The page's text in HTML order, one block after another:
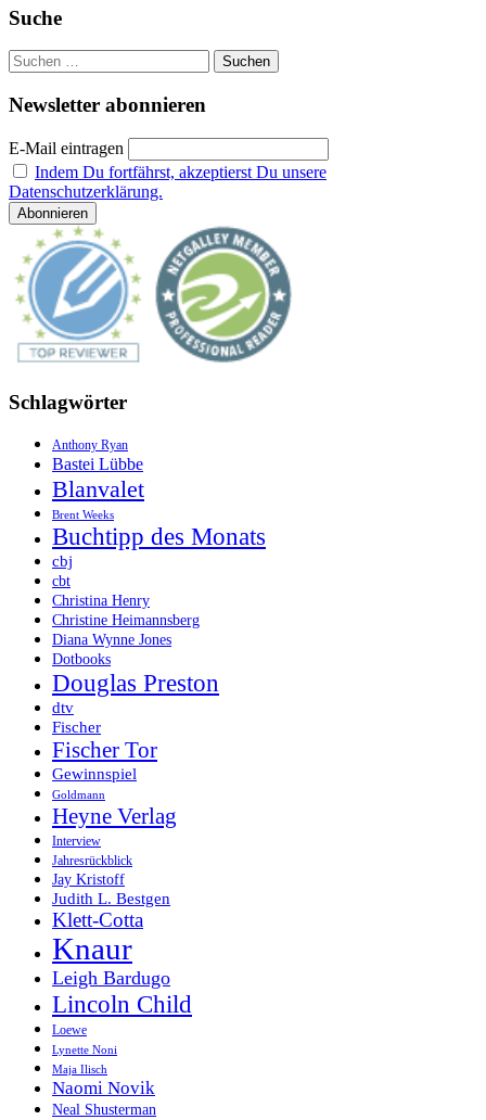
Schneider,
Band)
Suche
Suchen
nach:
Newsletter abonnieren
E-Mail eintragen
Indem Du fortfährst, akzeptierst Du unsere
Datenschutzerklärung.
Schlagwörter
Anthony Ryan
Bastei Lübbe
Blanvalet
Brent Weeks
Buchtipp des Monats
cbj
cbt
Christina Henry
Christine Heimannsberg
Diana Wynne Jones
Dotbooks
Douglas Preston
dtv
Fischer
Fischer Tor
Gewinnspiel
Goldmann
Heyne Verlag
Interview
Jahresrückblick
Jay Kristoff
Judith L. Bestgen
Klett-Cotta
Knaur
Leigh Bardugo
Lincoln Child
Loewe
Lynette Noni
Maja Ilisch
Naomi Novik
Neal Shusterman